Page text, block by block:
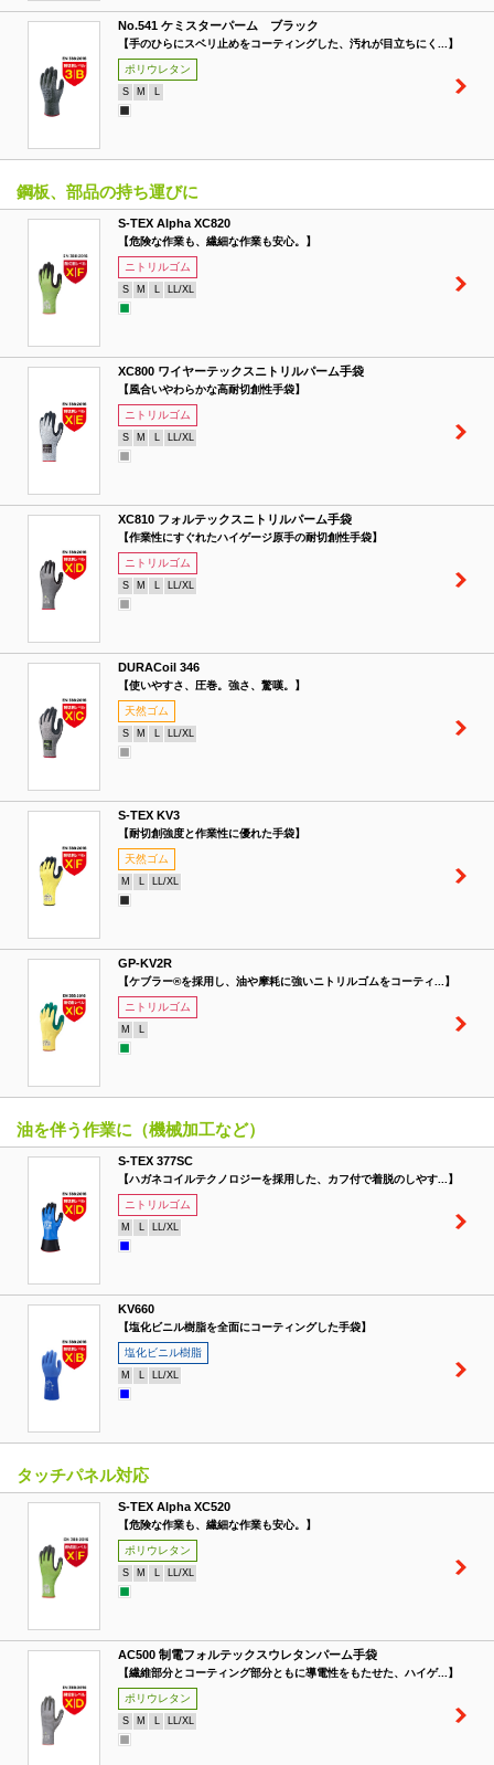
No.541 ケミスターパーム ブラック
【手のひらにスベリ止めをコーティングした、汚れが目立ちにく...】
ポリウレタン
S M
鋼板、部品の持ち運びに
S-TEX Alpha XC820
【危険な作業も、繊細な作業も安心。】
ニトリルゴム
S M LL/XL
XC800 ワイヤーテックスニトリルパーム手袋
【風合いやわらかな高耐切創性手袋】
ニトリルゴム
S M LL/XL
XC810 フォルテックスニトリルパーム手袋
【作業性にすぐれたハイゲージ原手の耐切創性手袋】
ニトリルゴム
S M LL/XL
DURACoil 346
【使いやすさ、圧巻。強さ、驚嘆。】
天然ゴム
S M LL/XL
S-TEX KV3
【耐切創強度と作業性に優れた手袋】
天然ゴム
M LL/XL
GP-KV2R
【ケブラー®を採用し、油や摩耗に強いニトリルゴムをコーティ...】
ニトリルゴム
M
油を伴う作業に（機械加工など）
S-TEX 377SC
【ハガネコイルテクノロジーを採用した、カフ付で着脱のしやす...】
ニトリルゴム
M LL/XL
KV660
【塩化ビニル樹脂を全面にコーティングした手袋】
塩化ビニル樹脂
M LL/XL
タッチパネル対応
S-TEX Alpha XC520
【危険な作業も、繊細な作業も安心。】
ポリウレタン
S M LL/XL
AC500 制電フォルテックスウレタンパーム手袋
【繊維部分とコーティング部分ともに導電性をもたせた、ハイゲ...】
ポリウレタン
S M LL/XL